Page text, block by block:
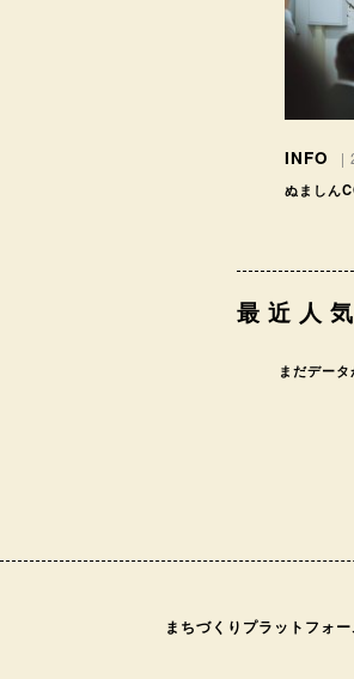
INFO |
ぬましん
最近人
まだデータ
まちづくりプラットフォ